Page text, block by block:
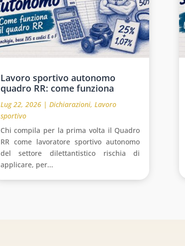
Lavoro sportivo autonomo
quadro RR: come funziona
Lug 22, 2026| Dichiarazioni, Lavoro
sportivo
Chi compila per la prima volta il Quadro
RR come lavoratore sportivo autonomo
del settore dilettantistico rischia di
applicare, per...